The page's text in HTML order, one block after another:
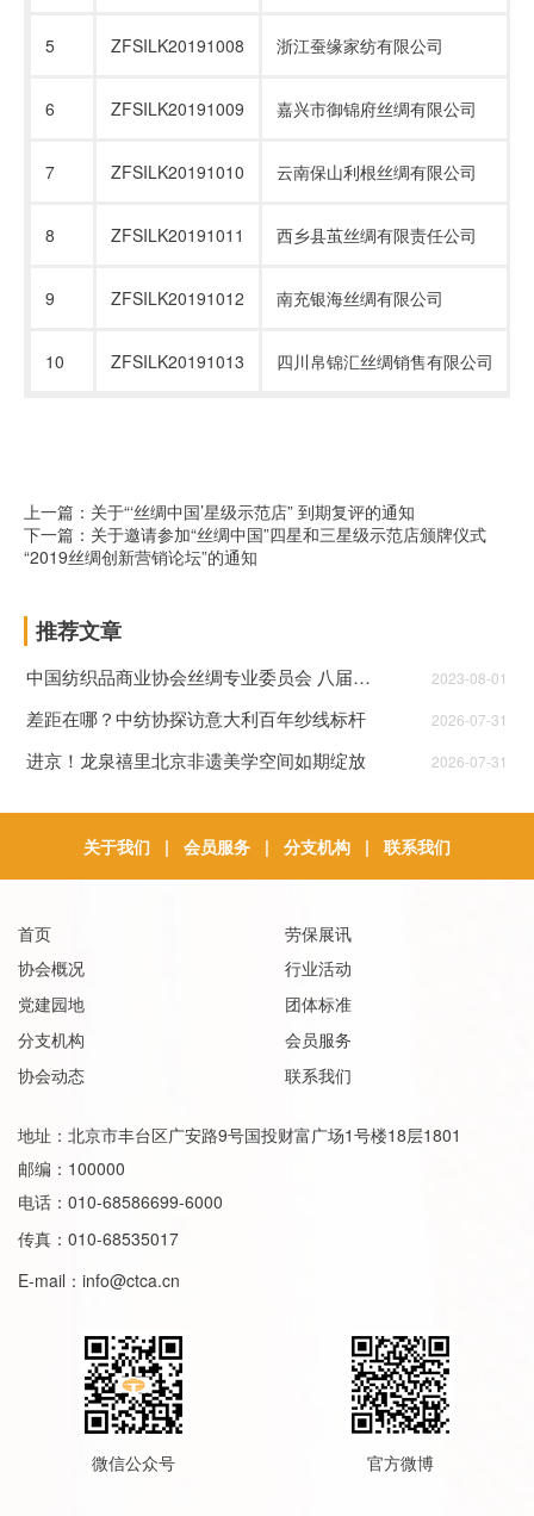
5 ZFSILK20191008 浙江蚕缘家纺有限公司
6 ZFSILK20191009 嘉兴市御锦府丝绸有限公司
7 ZFSILK20191010 云南保山利根丝绸有限公司
8 ZFSILK20191011 西乡县茧丝绸有限责任公司
9 ZFSILK20191012 南充银海丝绸有限公司
10 ZFSILK20191013 四川帛锦汇丝绸销售有限公司
上一篇：关于“‘丝绸中国’星级示范店” 到期复评的通知
下一篇：关于邀请参加“丝绸中国”四星和三星级示范店颁牌仪式
“2019丝绸创新营销论坛”的通知
推荐文章
中国纺织品商业协会丝绸专业委员会 八届一次理事会 行业自律公约 2023-08-01
差距在哪？中纺协探访意大利百年纱线标杆 2026-07-31
进京！龙泉禧里北京非遗美学空间如期绽放 2026-07-31
关于我们 | 会员服务 | 分支机构 | 联系我们
首页
协会概况
党建园地
分支机构
协会动态
劳保展讯
行业活动
团体标准
会员服务
联系我们
地址：北京市丰台区广安路9号国投财富广场1号楼18层1801
邮编：100000
电话：010-68586699-6000
传真：010-68535017
E-mail： info@ctca.cn
微信公众号 官方微博